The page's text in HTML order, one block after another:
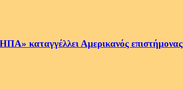
καταγγέλλει Αμερικανός επιστήμονας